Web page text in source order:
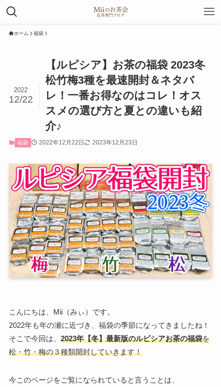
ホーム 福袋
【ルピシア】お茶の福袋 2023冬
松竹梅3種を最速開封＆ネタバ
レ！一番お得なのはコレ！オス
スメの選び方と夏との違いも紹
介♪
2022
12/22
福袋 2022年12月22日 2023年12月23日
こんにちは、Mii（みぃ）です。
2022年も年の瀬に近づき、福袋の季節になってきましたね！
そこで今回は、 2023年【冬】最新版のルピシアお茶の福袋を
松・竹・梅の３種類開封していきます！
今このページをご覧になられていると言うことは、